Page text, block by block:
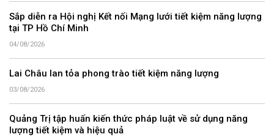
Sắp diễn ra Hội nghị Kết nối Mạng lưới tiết kiệm năng lượng
tại TP Hồ Chí Minh
04/08/2026
Lai Châu lan tỏa phong trào tiết kiệm năng lượng
03/08/2026
Quảng Trị tập huấn kiến thức pháp luật về sử dụng năng
lượng tiết kiệm và hiệu quả